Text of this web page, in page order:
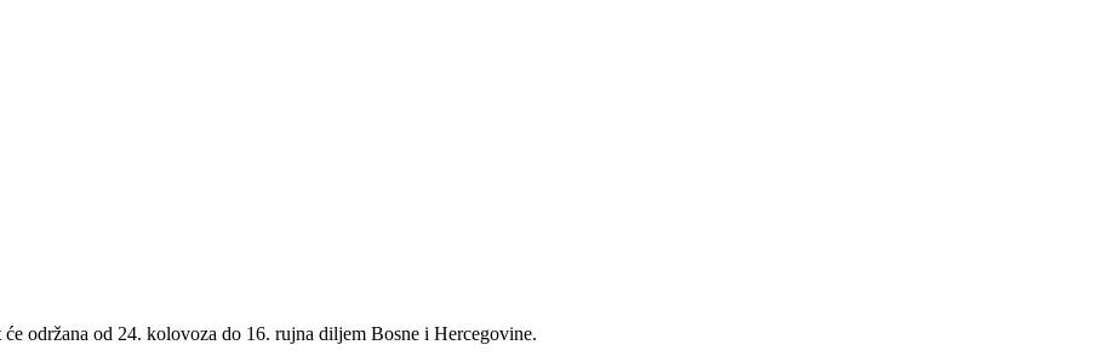
održana od 24. kolovoza do 16. rujna diljem Bosne i Hercegovine.